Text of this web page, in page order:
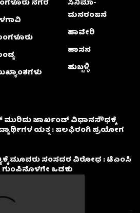
ನಗರ
ಸಿನಿಮಾ-
ಮನರಂಜನೆ
ಹಾವೇರಿ
ಹಾಸನ
ಹುಬ್ಬಳ್ಳಿ
ಮುರಿದು ಜಾರ್ಖಂಡ್ ವಿಧಾನಸೌಧಕ್ಕೆ
ಯತ್ನ : ಜಲಫಿರಂಗಿ ಪ್ರಯೋಗ
ಮೂವರು ಸಂಸದರ ವಿರೋಧ : ಟಿಎಂಸಿ
ಒಡಕು